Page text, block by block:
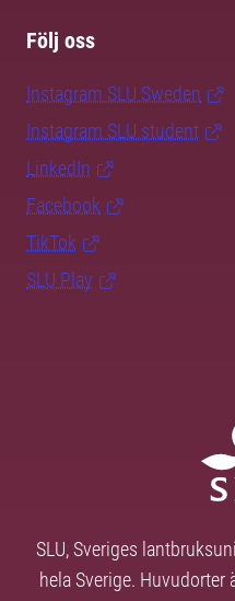
Följ oss
Instagram SLU.Sweden
Instagram SLU.student
LinkedIn
Facebook
TikTok
SLU Play
SLU, Sveriges
hela Sverige. Huvudorter